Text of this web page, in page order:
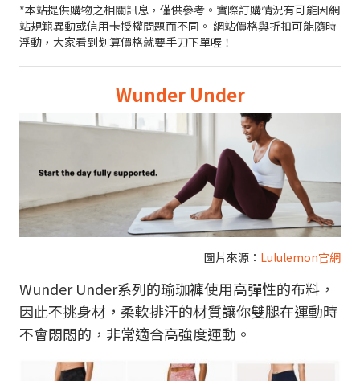
*本站提供購物之相關訊息，僅供參考。實際訂購情況有可能因網
站規範異動或信用卡授權問題而不同。 網站價格與折扣可能隨時
浮動，大家看到划算價格就要手刀下單喔！
Wunder Under
圖片來源： Lululemon官網
Wunder Under系列的瑜珈褲使用高彈性的布料，
因此不挑身材，柔軟排汗的材質讓你雙腿在運動時
不會悶悶的，非常適合高強度運動。